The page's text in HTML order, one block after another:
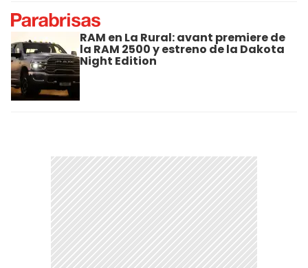
RAM en La Rural: avant premiere de
la RAM 2500 y estreno de la Dakota
Night Edition